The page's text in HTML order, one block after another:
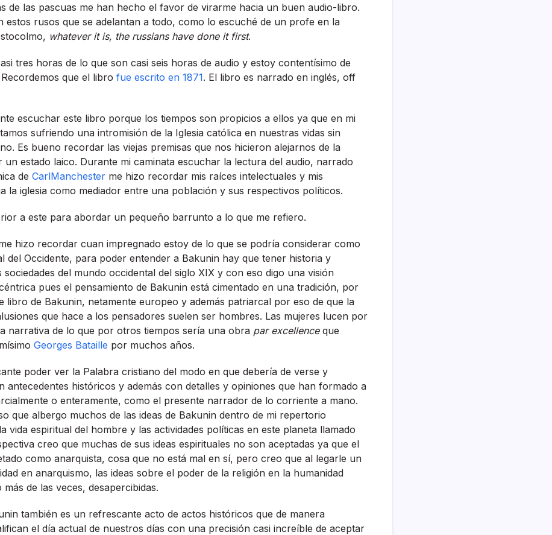
de las pascuas me han hecho el favor de virarme hacia un buen audio-libro.
estos rusos que se adelantan a todo, como lo escuché de un profe en la
whatever it is, the russians have done it first.
tres horas de lo que son casi seis horas de audio y estoy contentí­simo de
que el libro fue escrito en 1871. El libro es narrado en inglés, off
escuchar este libro porque los tiempos son propicios a ellos ya que en mi
sufriendo una intromisión de la Iglesia católica en nuestras vidas sin
Es bueno recordar las viejas premisas que nos hicieron alejarnos de la
un estado laico. Durante mi caminata escuchar la lectura del audio, narrado
de CarlManchester me hizo recordar mis raí­ces intelectuales y mis
la iglesia como mediador entre una población y sus respectivos polí­ticos.
a este para abordar un pequeño barrunto a lo que me refiero.
hizo recordar cuan impregnado estoy de lo que se podrí­a considerar como
del Occidente, para poder entender a Bakunin hay que tener historia y
sociedades del mundo occidental del siglo XIX y con eso digo una visión
pues el pensamiento de Bakunin está cimentado en una tradición, por
libro de Bakunin, netamente europeo y además patriarcal por eso de que la
que hace a los pensadores suelen ser hombres. Las mujeres lucen por
narrativa de lo que por otros tiempos serí­a una obra par excellenceque
Georges Bataille por muchos años.
poder ver la Palabra cristiano del modo en que deberí­a de verse y
antecedentes históricos y además con detalles y opiniones que han formado a
o enteramente, como el presente narrador de lo corriente a mano.
que albergo muchos de las ideas de Bakunin dentro de mi repertorio
vida espiritual del hombre y las actividades polí­ticas en este planeta llamado
creo que muchas de sus ideas espirituales no son aceptadas ya que el
como anarquista, cosa que no está mal en sí­, pero creo que al legarle un
en anarquismo, las ideas sobre el poder de la religión en la humanidad
de las veces, desapercibidas.
también es un refrescante acto de actos históricos que de manera
el dí­a actual de nuestros dí­as con una precisión casi increí­ble de aceptar